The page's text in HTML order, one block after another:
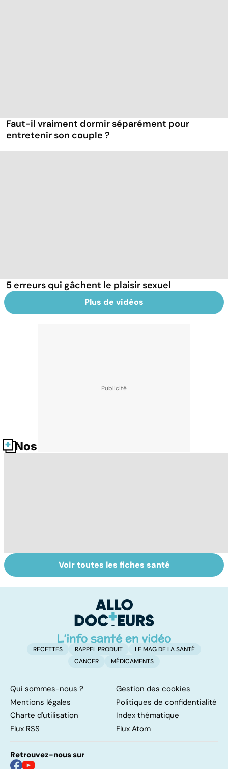
Faut-il vraiment dormir séparément pour
entretenir son couple ?
5 erreurs qui gâchent le plaisir sexuel
Plus de vidéos
Nos fiches santé
Sexualité,
infertilité et
Le sperme : son
odeur, sa couleur,
Voir toutes les fiches santé
RECETTES RAPPEL PRODUIT
LE MAG DE LA SANTÉ
CANCER
MÉDICAMENTS
Qui sommes-nous ?
Gestion des cookies
Mentions légales
Politiques de confidentialité
Charte d'utilisation
Index thématique
Flux RSS
Flux Atom
Retrouvez-nous sur